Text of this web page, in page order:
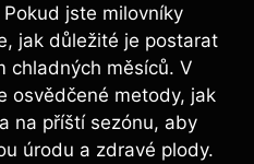
jste milovníky
jak důležité je postarat
​chladných měsíců. V
osvědčené metody, jak
na‌ příští sezónu, aby
úrodu a zdravé plody.